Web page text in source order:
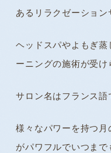
あるリラクゼーション
ヘッドスパやよもぎ
ーニングの施術が受け
サロン名はフランス語
様々なパワーを持つ
がパワフルでいつま